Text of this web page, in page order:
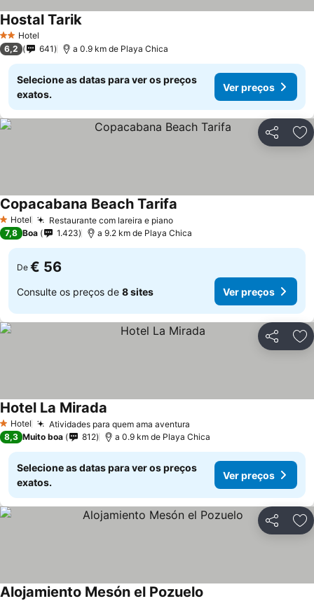
2 Estrelas
Hotel
Hostal Tarik
6,2 641 a 0.9 km de Playa Chica
Selecione as datas para ver os preços
exatos.
Ver preços
Partilhar
1 Estrelas
Hotel Restaurante com lareira e piano
Copacabana Beach Tarifa
7,8 Boa 1.423 a 9.2 km de Playa Chica
De € 56
Consulte os preços de 8 sites Ver preços
Partilhar
1 Estrelas
Hotel Atividades para quem ama aventura
Hotel La Mirada
8,3 Muito boa 812 a 0.9 km de Playa Chica
Selecione as datas para ver os preços
exatos.
Ver preços
Partilhar
Alojamiento Mesón el Pozuelo